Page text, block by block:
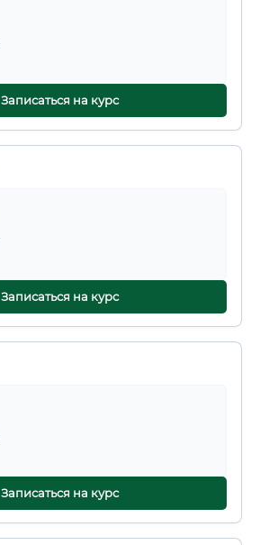
Записаться на курс
Записаться на курс
Записаться на курс